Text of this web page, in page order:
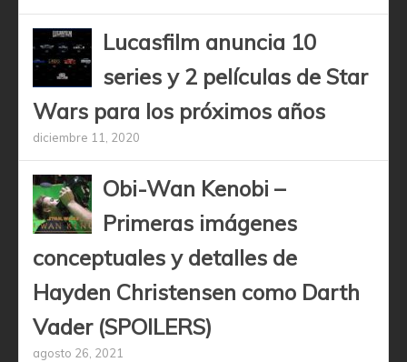
Lucasfilm anuncia 10
series y 2 películas de Star
Wars para los próximos años
diciembre 11, 2020
Obi-Wan Kenobi –
Primeras imágenes
conceptuales y detalles de
Hayden Christensen como Darth
Vader (SPOILERS)
agosto 26, 2021